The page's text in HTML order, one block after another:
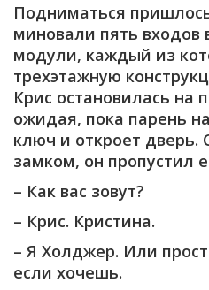
Подниматься
миновали пять входов
модули, каждый из
трехэтажную
Крис остановилась на
ожидая, пока парень
ключ и откроет дверь.
замком, он пропустил
– Как вас зовут?
– Крис. Кристина.
– Я Холджер. Или
если хочешь.